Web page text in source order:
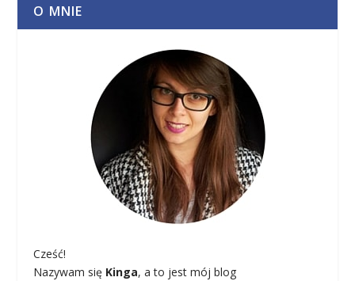
O MNIE
Cześć!
Nazywam się Kinga, a to jest mój blog